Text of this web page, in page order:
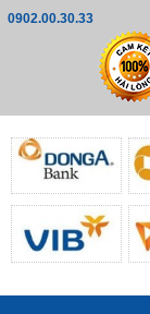
Cabin chassi
- Năm sản xuất:
- Tải trọng: 2 tấn
- Trả trước: 350
Xem chi tiết Đặt
0902.00.30.33